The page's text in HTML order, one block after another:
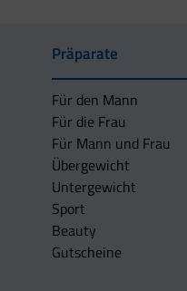
Präparate
Für den Mann
Für die Frau
Für Mann und Frau
Übergewicht
Untergewicht
Sport
Beauty
Gutscheine